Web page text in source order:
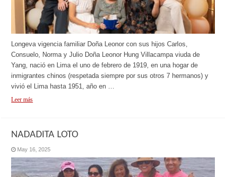
Longeva vigencia familiar Doña Leonor con sus hijos Carlos,
Consuelo, Norma y Julio Doña Leonor Hung Villacampa viuda de
Yang, nació en Lima el uno de febrero de 1919, en una hogar de
inmigrantes chinos (respetada siempre por sus otros 7 hermanos) y
vivió el Lima hasta 1951, año en …
Leer más
NADADITA LOTO
May 16, 2025